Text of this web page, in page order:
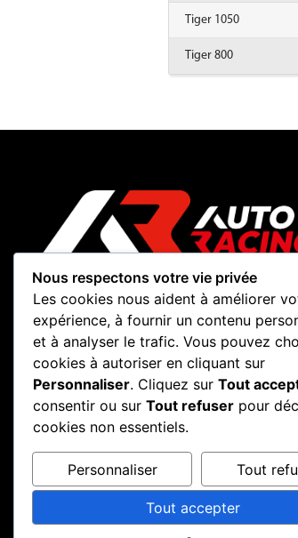
Tiger 1050
Tiger 800
Nous respectons votre vie privée
Les cookies nous aident à améliorer
expérience, à fournir un contenu
et à analyser le trafic. Vous pouvez
cookies à autoriser en cliquant sur
Personnaliser. Cliquez sur Tout
consentir ou sur Tout refuser pour
cookies non essentiels.
Personnaliser Tout
Tout accepter